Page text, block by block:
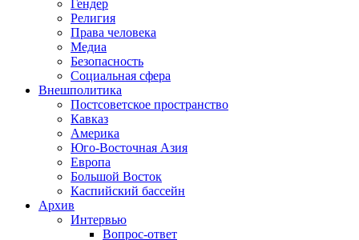
Гендер
Религия
Права человека
Медиа
Безопасность
Социальная сфера
Внешполитика
Постсоветское пространство
Кавказ
Америка
Юго-Восточная Азия
Европа
Большой Восток
Каспийский бассейн
Архив
Интервью
Вопрос-ответ